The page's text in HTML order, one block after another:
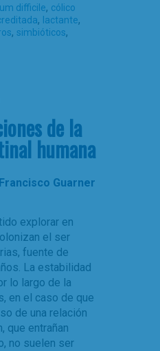
difficile, cólico
, lactante,
, simbióticos,
de la
humana
Guarner
explorar en
el ser
fuente de
La estabilidad
lo largo de la
en el caso de que
de una relación
que entrañan
no suelen ser